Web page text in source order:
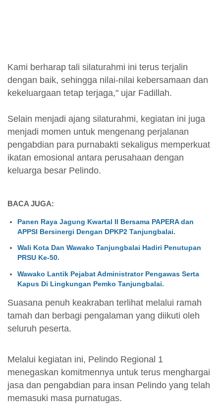
Kami berharap tali silaturahmi ini terus terjalin
dengan baik, sehingga nilai-nilai kebersamaan dan
kekeluargaan tetap terjaga," ujar Fadillah.
Selain menjadi ajang silaturahmi, kegiatan ini juga
menjadi momen untuk mengenang perjalanan
pengabdian para purnabakti sekaligus memperkuat
ikatan emosional antara perusahaan dengan
keluarga besar Pelindo.
BACA JUGA:
Panen Raya Jagung Kwartal II Bersama PAPERA dan
APPSI Bersinergi Dengan DPKP2 Tanjungbalai.
Wali Kota Dan Wawako Tanjungbalai Hadiri Penutupan
PRSU Ke-50.
Wawako Lantik Pejabat Administrator Pengawas Serta
Kapus Di Lingkungan Pemko Tanjungbalai.
Suasana penuh keakraban terlihat melalui ramah
tamah dan berbagi pengalaman yang diikuti oleh
seluruh peserta.
Melalui kegiatan ini, Pelindo Regional 1
menegaskan komitmennya untuk terus menghargai
jasa dan pengabdian para insan Pelindo yang telah
memasuki masa purnatugas.